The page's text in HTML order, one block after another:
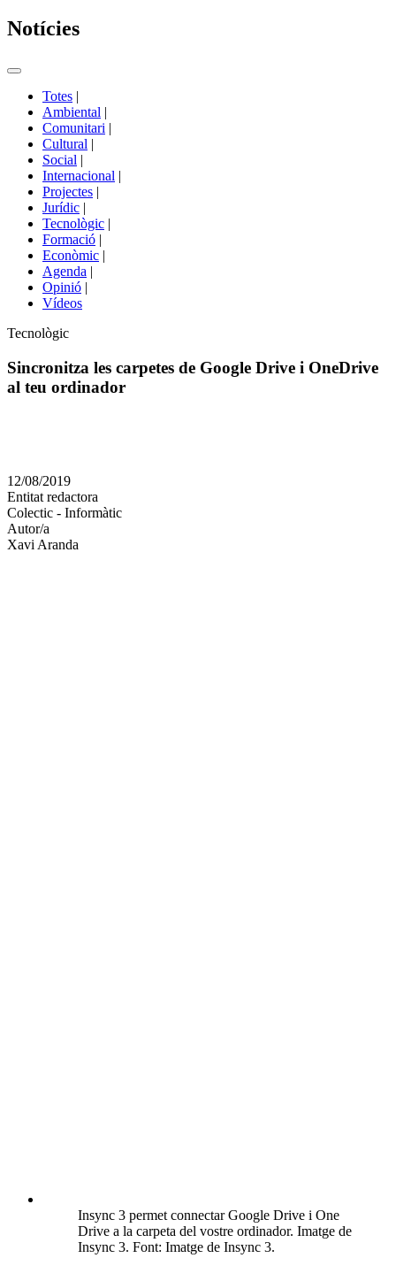
Notícies
Commutador
portals
Totes |
Ambiental |
Comunitari |
Cultural |
Social |
Internacional |
Projectes |
Jurídic |
Tecnològic |
Formació |
Econòmic |
Agenda |
Opinió |
Vídeos
Àmbit
la
notícia
Tecnològic
Sincronitza les carpetes de Google Drive i OneDrive
al teu ordinador
en
altres
xarxes
socials
12/08/2019
Entitat redactora
Colectic - Informàtic
Autor/a
Xavi Aranda
Insync 3 permet connectar Google Drive i One
Drive a la carpeta del vostre ordinador. Imatge de
Insync 3. Font: Imatge de Insync 3.